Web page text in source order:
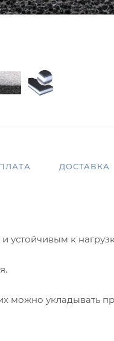
ДОСТАВКА
устойчивым к
можно укладывать